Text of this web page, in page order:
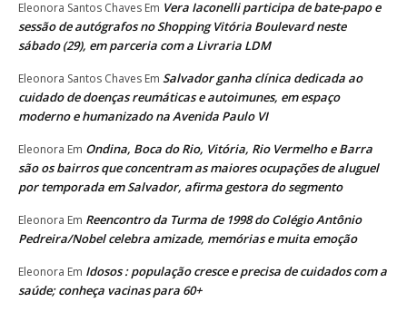
Eleonora Santos Chaves Em Vera Iaconelli participa de bate-papo e
sessão de autógrafos no Shopping Vitória Boulevard neste
sábado (29), em parceria com a Livraria LDM
Eleonora Santos Chaves Em Salvador ganha clínica dedicada ao
cuidado de doenças reumáticas e autoimunes, em espaço
moderno e humanizado na Avenida Paulo VI
Eleonora Em Ondina, Boca do Rio, Vitória, Rio Vermelho e Barra
são os bairros que concentram as maiores ocupações de aluguel
por temporada em Salvador, afirma gestora do segmento
Eleonora Em Reencontro da Turma de 1998 do Colégio Antônio
Pedreira/Nobel celebra amizade, memórias e muita emoção
Eleonora Em Idosos : população cresce e precisa de cuidados com a
saúde; conheça vacinas para 60+